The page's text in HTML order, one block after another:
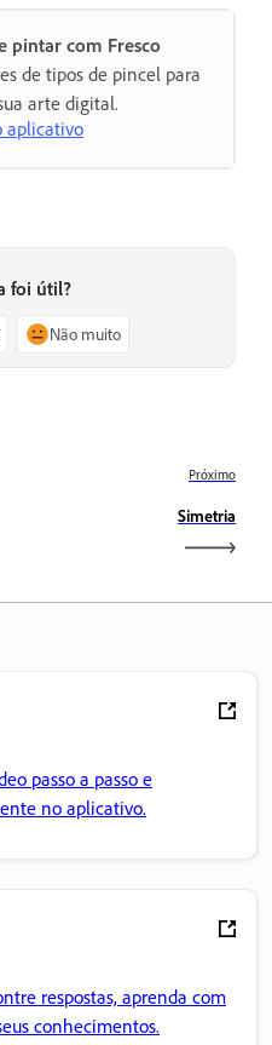
pintar com Fresco
de tipos de pincel para
arte digital.
aplicativo
foi útil?
Não muito
Próximo
Simetria
passo a passo e
no aplicativo.
respostas, aprenda com
conhecimentos.